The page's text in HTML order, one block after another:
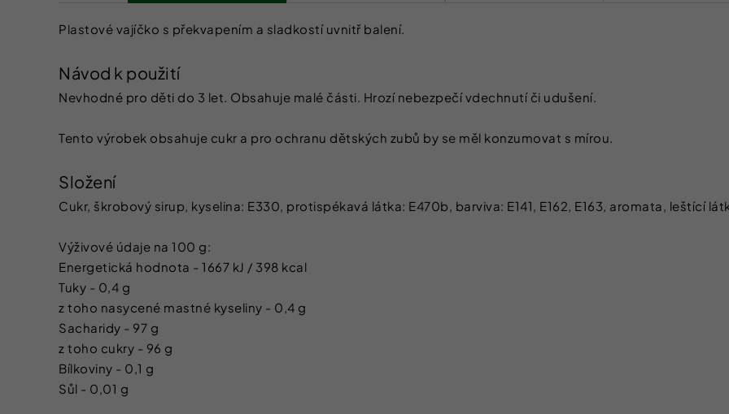
Plastové vajíčko s překvapením a sladkostí uvnitř balení.
Návod k použití
Nevhodné pro děti do 3 let. Obsahuje malé části. Hrozí nebezpečí vdechnutí či udušení.
Tento výrobek obsahuje cukr a pro ochranu dětských zubů by se měl konzumovat s mírou.
Složení
Cukr, škrobový sirup, kyselina: E330, protispékavá látka: E470b, barviva: E141, E162, E163, aromata, leštící
Výživové údaje na 100 g:
Energetická hodnota - 1667 kJ / 398 kcal
Tuky - 0,4 g
z toho nasycené mastné kyseliny - 0,4 g
Sacharidy - 97 g
z toho cukry - 96 g
Bílkoviny - 0,1 g
Sůl - 0,01 g